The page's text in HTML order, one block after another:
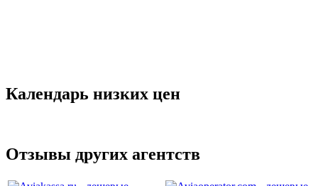
Календарь низких цен
Отзывы других агентств